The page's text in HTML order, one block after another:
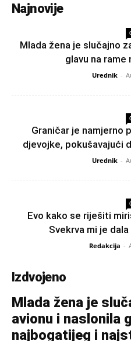
Najnovije
Mlada žena je slučajno
glavu na rame
Urednik -
Graničar je namjerno
djevojke, pokušavajući
Urednik -
Evo kako se riješiti
Svekrva mi je
Redakcija -
Izdvojeno
Mlada žena je
avionu i naslonila
najbogatijeg i